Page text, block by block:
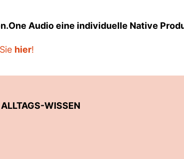
Audio eine individuelle Native
hier!
WISSEN